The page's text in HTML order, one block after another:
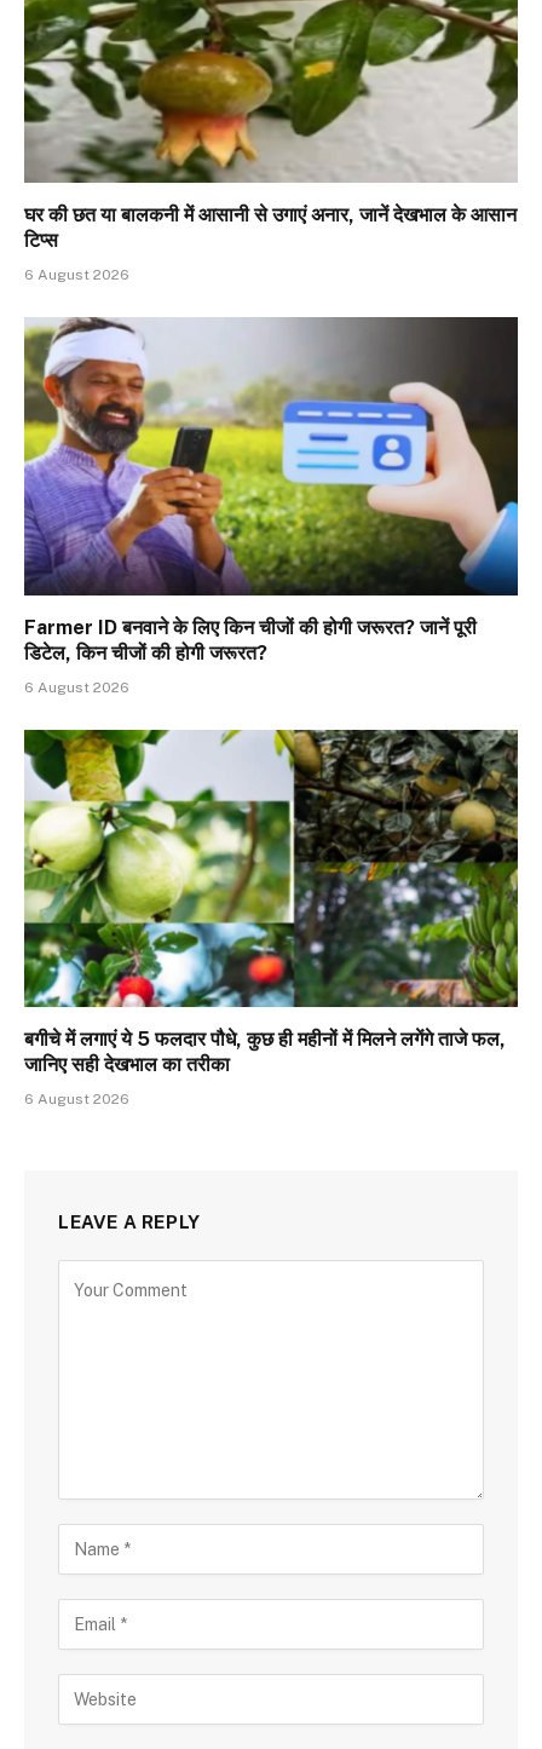
घर की छत या बालकनी में आसानी से उगाएं अनार, जानें देखभाल के आसान
टिप्स
6 August 2026
Farmer ID बनवाने के लिए किन चीजों की होगी जरूरत? जानें पूरी
डिटेल, किन चीजों की होगी जरूरत?
6 August 2026
बगीचे में लगाएं ये 5 फलदार पौधे, कुछ ही महीनों में मिलने लगेंगे ताजे फल,
जानिए सही देखभाल का तरीका
6 August 2026
LEAVE A REPLY